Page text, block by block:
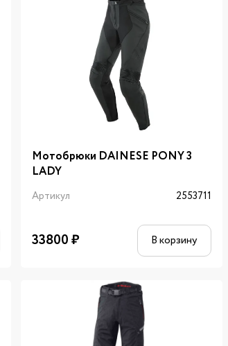
Мотобрюки DAINESE PONY 3
LADY
Артикул 2553711
33800₽ В корзину